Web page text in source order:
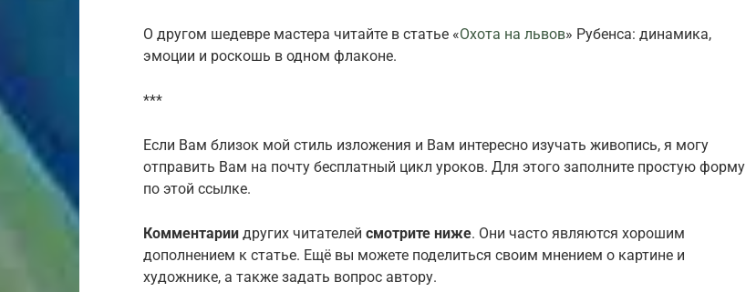
О другом шедевре мастера читайте в статье «Охота на львов» Рубенса: динамика,
эмоции и роскошь в одном флаконе.
***
Если Вам близок мой стиль изложения и Вам интересно изучать живопись, я могу
отправить Вам на почту бесплатный цикл уроков. Для этого заполните простую форму
по этой ссылке.
Комментарии других читателей смотрите ниже. Они часто являются хорошим
дополнением к статье. Ещё вы можете поделиться своим мнением о картине и
художнике, а также задать вопрос автору.